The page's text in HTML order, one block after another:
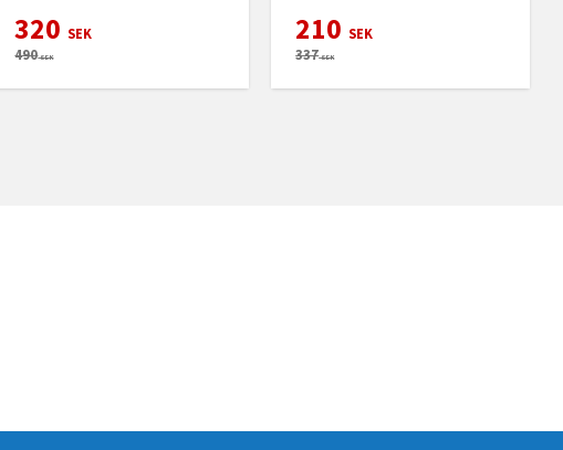
320 SEK
490SEK
210 SEK
337SEK